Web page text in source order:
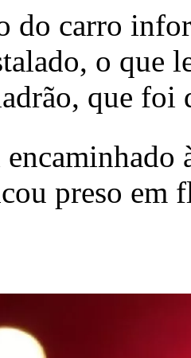
do carro
o que
que foi
preso em